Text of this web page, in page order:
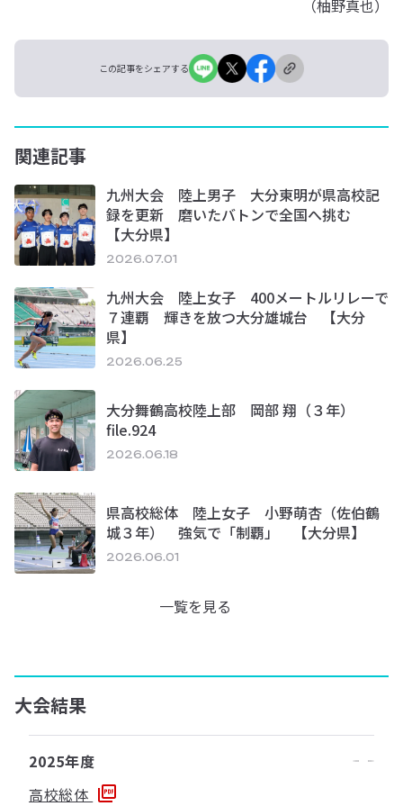
（柚野真也）
この記事をシェアする
関連記事
九州大会 陸上男子 大分東明が県高校記
録を更新 磨いたバトンで全国へ挑む
【大分県】
2026.07.01
九州大会 陸上女子 400メートルリレーで
７連覇 輝きを放つ大分雄城台 【大分
県】
2026.06.25
大分舞鶴高校陸上部 岡部 翔（３年）
file.924
2026.06.18
県高校総体 陸上女子 小野萌杏（佐伯鶴
城３年） 強気で「制覇」 【大分県】
2026.06.01
一覧を見る
大会結果
2025年度
高校総体